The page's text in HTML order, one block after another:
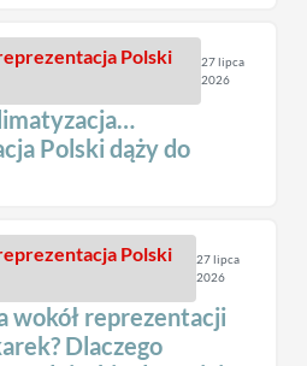
Polski
27 lipca
2026
Polski dąży do
Polski
27 lipca
2026
wokół reprezentacji
Dlaczego